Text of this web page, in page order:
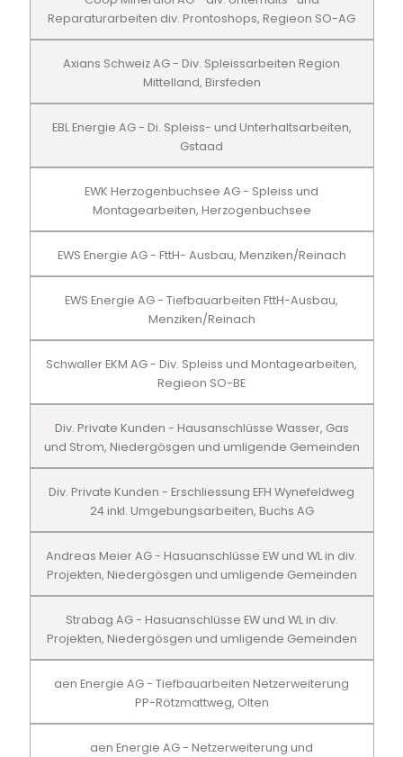
Reparaturarbeiten div. Prontoshops, Regieon SO-AG
Axians Schweiz AG - Div. Spleissarbeiten Region
Mittelland, Birsfeden
EBL Energie AG - Di. Spleiss- und Unterhaltsarbeiten,
Gstaad
EWK Herzogenbuchsee AG - Spleiss und
Montagearbeiten, Herzogenbuchsee
EWS Energie AG - FttH- Ausbau, Menziken/Reinach
EWS Energie AG - Tiefbauarbeiten FttH-Ausbau,
Menziken/Reinach
Schwaller EKM AG - Div. Spleiss und Montagearbeiten,
Regieon SO-BE
Div. Private Kunden - Hausanschlüsse Wasser, Gas
und Strom, Niedergösgen und umligende Gemeinden
Div. Private Kunden - Erschliessung EFH Wynefeldweg
24 inkl. Umgebungsarbeiten, Buchs AG
Andreas Meier AG - Hasuanschlüsse EW und WL in div.
Projekten, Niedergösgen und umligende Gemeinden
Strabag AG - Hasuanschlüsse EW und WL in div.
Projekten, Niedergösgen und umligende Gemeinden
aen Energie AG - Tiefbauarbeiten Netzerweiterung
PP-Rötzmattweg, Olten
aen Energie AG - Netzerweiterung und